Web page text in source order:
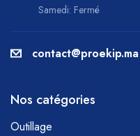
Samedi: Fermé
contact@proekip.ma
Nos catégories
Outillage